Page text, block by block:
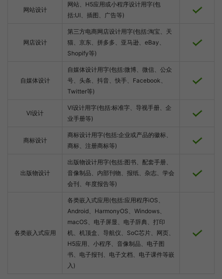
网站设计
网站、H5应用或小程序设计用字(包
括:UI、插图、广告等)
网店设计
第三方电商网店设计用字(包括:淘宝、天
猫、京东、拼多多、亚马逊、eBay、
Shopify等)
自媒体设计
自媒体设计用字(包括:微博、微信、公众
号、头条、抖音、快手、Facebook、
Twitter等)
VI设计
VI设计用字(包括:标准字、导视手册、企
业手册等)
商标设计
商标设计用字(包括:企业或产品的徽标、
商标、注册商标等)
出版物设计
出版物设计用字(包括:图书、配套手册、
音像制品、内部刊物、报纸、杂志、学会
会刊、年度报告等)
各类嵌入式应用
各类嵌入式应用(包括:应用程序iOS、
Android、HarmonyOS、Windows、
macOS、电子屏显、电子辞典、打印
机、机顶盒、导航仪、SoC芯片、网页、
H5应用、小程序、音像制品、电子图
书、电子报刊、电子文档、电子课件等嵌
入)